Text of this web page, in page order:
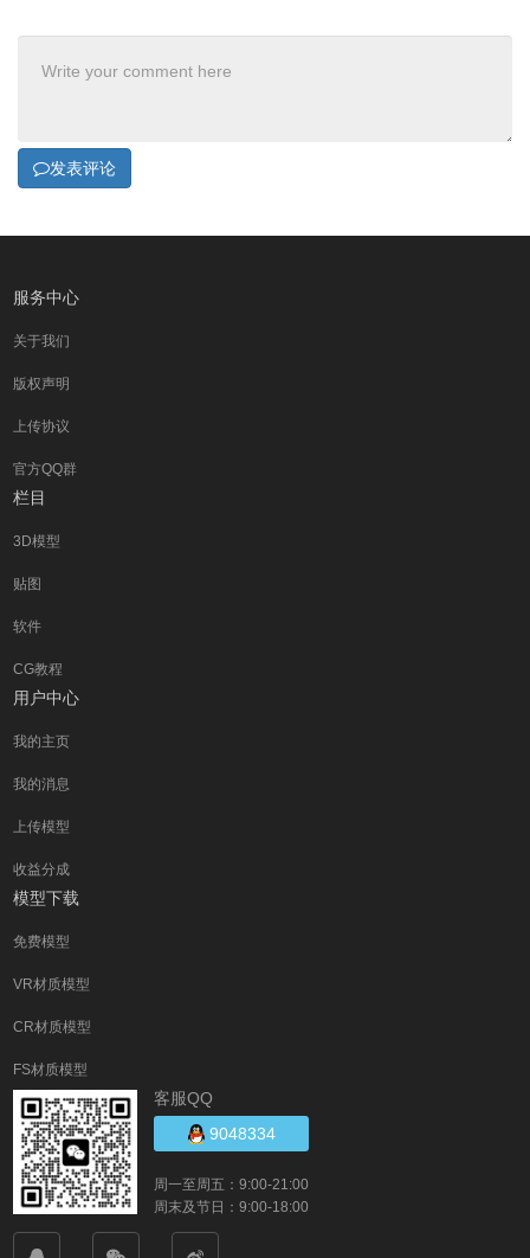
发表评论
服务中心
关于我们
版权声明
上传协议
官方QQ群
栏目
3D模型
贴图
软件
CG教程
用户中心
我的主页
我的消息
上传模型
收益分成
模型下载
免费模型
VR材质模型
CR材质模型
FS材质模型
客服QQ
9048334
周一至周五：9:00-21:00
周末及节日：9:00-18:00